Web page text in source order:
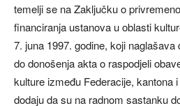
temelji se na Zaključku o
financiranja ustanova u oblasti
7. juna 1997. godine, koji
do donošenja akta o raspodjeli
kulture između Federacije, kantona
dodaju da su na radnom sastanku